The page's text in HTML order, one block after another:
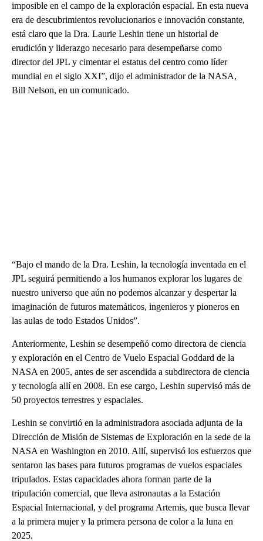
imposible en el campo de la exploración espacial. En esta nueva
era de descubrimientos revolucionarios e innovación constante,
está claro que la Dra. Laurie Leshin tiene un historial de
erudición y liderazgo necesario para desempeñarse como
director del JPL y cimentar el estatus del centro como líder
mundial en el siglo XXI”, dijo el administrador de la NASA,
Bill Nelson, en un comunicado.
“Bajo el mando de la Dra. Leshin, la tecnología inventada en el
JPL seguirá permitiendo a los humanos explorar los lugares de
nuestro universo que aún no podemos alcanzar y despertar la
imaginación de futuros matemáticos, ingenieros y pioneros en
las aulas de todo Estados Unidos”.
Anteriormente, Leshin se desempeñó como directora de ciencia
y exploración en el Centro de Vuelo Espacial Goddard de la
NASA en 2005, antes de ser ascendida a subdirectora de ciencia
y tecnología allí en 2008. En ese cargo, Leshin supervisó más de
50 proyectos terrestres y espaciales.
Leshin se convirtió en la administradora asociada adjunta de la
Dirección de Misión de Sistemas de Exploración en la sede de la
NASA en Washington en 2010. Allí, supervisó los esfuerzos que
sentaron las bases para futuros programas de vuelos espaciales
tripulados. Estas capacidades ahora forman parte de la
tripulación comercial, que lleva astronautas a la Estación
Espacial Internacional, y del programa Artemis, que busca llevar
a la primera mujer y la primera persona de color a la luna en
2025.